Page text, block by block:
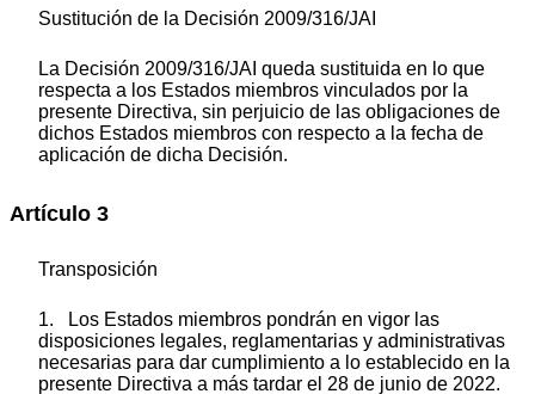
Sustitución de la Decisión 2009/316/JAI
La Decisión 2009/316/JAI queda sustituida en lo que
respecta a los Estados miembros vinculados por la
presente Directiva, sin perjuicio de las obligaciones de
dichos Estados miembros con respecto a la fecha de
aplicación de dicha Decisión.
Artículo 3
Transposición
1. Los Estados miembros pondrán en vigor las
disposiciones legales, reglamentarias y administrativas
necesarias para dar cumplimiento a lo establecido en la
presente Directiva a más tardar el 28 de junio de 2022.